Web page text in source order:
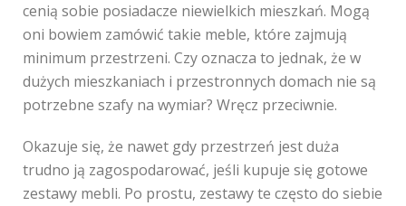
cenią sobie posiadacze niewielkich mieszkań. Mogą
oni bowiem zamówić takie meble, które zajmują
minimum przestrzeni. Czy oznacza to jednak, że w
dużych mieszkaniach i przestronnych domach nie są
potrzebne szafy na wymiar? Wręcz przeciwnie.
Okazuje się, że nawet gdy przestrzeń jest duża
trudno ją zagospodarować, jeśli kupuje się gotowe
zestawy mebli. Po prostu, zestawy te często do siebie